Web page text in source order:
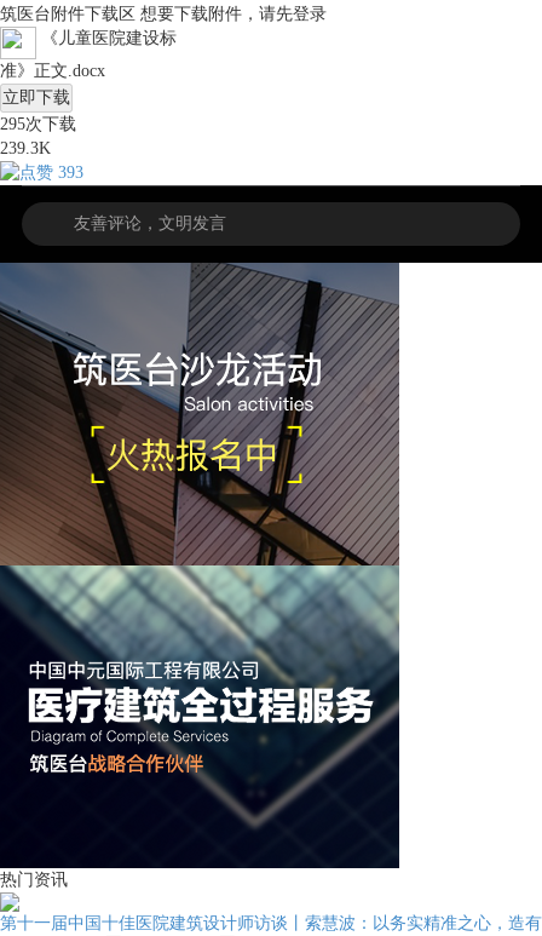
筑医台附件下载区 想要下载附件，请先登录
《儿童医院建设标
准》正文.docx
立即下载
295次下载
239.3K
393
热门资讯
第十一届中国十佳医院建筑设计师访谈丨索慧波：以务实精准之心，造有